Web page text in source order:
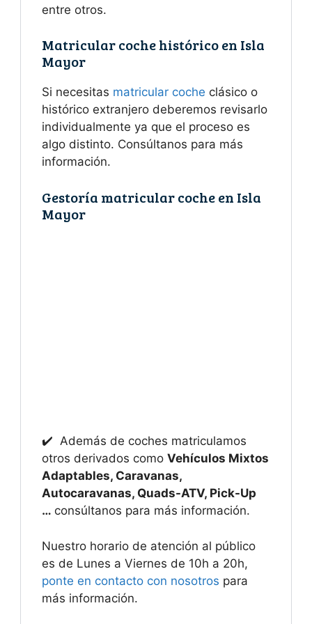
entre otros.
Matricular coche histórico en Isla
Mayor
Si necesitas matricular coche clásico o
histórico extranjero deberemos revisarlo
individualmente ya que el proceso es
algo distinto. Consúltanos para más
información.
Gestoría matricular coche en Isla
Mayor
✔️ Además de coches matriculamos
otros derivados como Vehículos Mixtos
Adaptables, Caravanas,
Autocaravanas, Quads-ATV, Pick-Up
… consúltanos para más información.
Nuestro horario de atención al público
es de Lunes a Viernes de 10h a 20h,
ponte en contacto con nosotros para
más información.